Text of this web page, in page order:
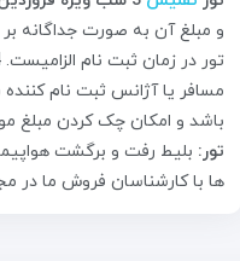
باشد و امکان چک کردن مبلغ
تور: بلیط رفت و برگشت
ها با کارشناسان فروش ما در